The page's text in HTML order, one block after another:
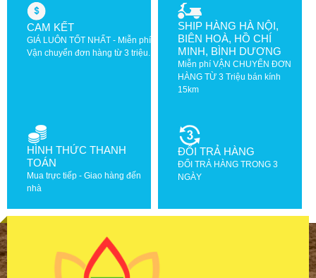
CAM KẾT
GIÁ LUÔN TỐT NHẤT - Miễn phí
Vận chuyển đơn hàng từ 3 triệu.
SHIP HÀNG HÀ NỘI,
BIÊN HOÀ, HỒ CHÍ
MINH, BÌNH DƯƠNG
Miễn phí VẬN CHUYỂN ĐƠN
HÀNG TỪ 3 Triệu bán kính
15km
HÌNH THỨC THANH
TOÁN
Mua trực tiếp - Giao hàng đến
nhà
ĐỔI TRẢ HÀNG
ĐỔI TRẢ HÀNG TRONG 3
NGÀY